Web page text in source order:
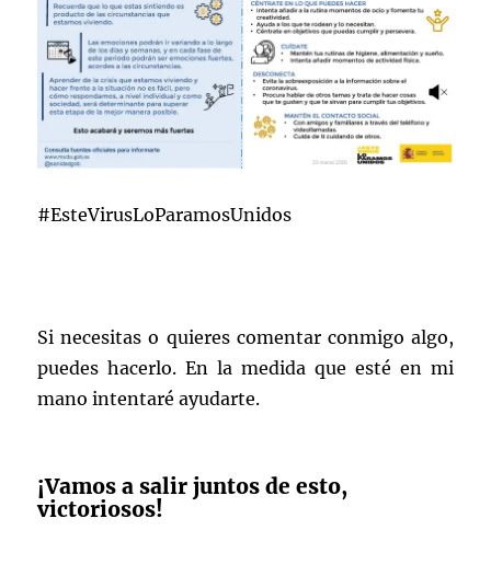
#EsteVirusLoParamosUnidos
Si necesitas o quieres comentar conmigo algo,
puedes hacerlo. En la medida que esté en mi
mano intentaré ayudarte.
¡Vamos a salir juntos de esto,
victoriosos!